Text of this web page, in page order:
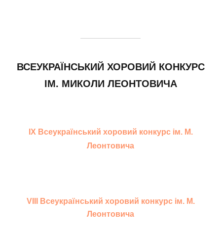
ВСЕУКРАЇНСЬКИЙ ХОРОВИЙ КОНКУРС
ІМ. МИКОЛИ ЛЕОНТОВИЧА
IX Всеукраїнський хоровий конкурс ім. М.
Леонтовича
VIII Всеукраїнський хоровий конкурс ім. М.
Леонтовича